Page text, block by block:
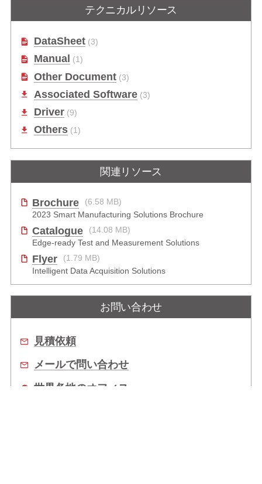
テクニカルリソース
DataSheet(3)
Manual (1)
Other Document(3)
Associated Software(3)
Driver(9)
Others(1)
関連リソース
Brochure
(6.58 MB)
2023 Smart Manufacturing Solutions Brochure
Catalogue
(14.08 MB)
Edge-ready Test and Measurement Solutions
Flyer
(1.79 MB)
Intelligent Data Acquisition Solutions
お問い合わせ
見積依頼
メールで問い合わせ
世界各地のオフィス